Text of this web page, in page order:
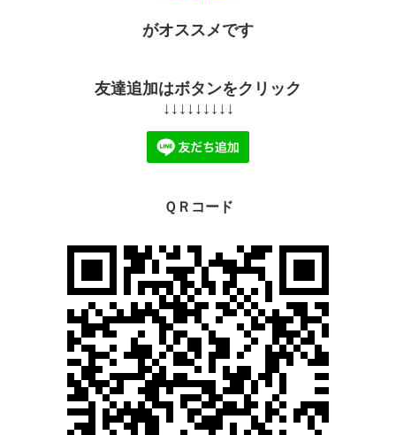
がオススメです
友達追加はボタンをクリック
↓↓↓↓↓↓↓↓↓
ＱＲコード